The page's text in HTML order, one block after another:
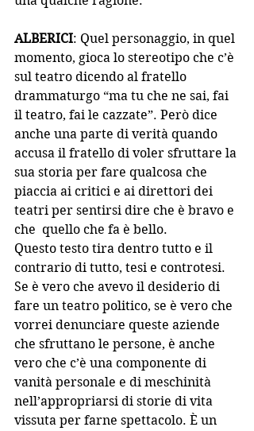
ALBERICI: Quel personaggio, in quel
momento, gioca lo stereotipo che c’è
sul teatro dicendo al fratello
drammaturgo “ma tu che ne sai, fai
il teatro, fai le cazzate”. Però dice
anche una parte di verità quando
accusa il fratello di voler sfruttare la
sua storia per fare qualcosa che
piaccia ai critici e ai direttori dei
teatri per sentirsi dire che è bravo e
che  quello che fa è bello.
Questo testo tira dentro tutto e il
contrario di tutto, tesi e controtesi.
Se è vero che avevo il desiderio di
fare un teatro politico, se è vero che
vorrei denunciare queste aziende
che sfruttano le persone, è anche
vero che c’è una componente di
vanità personale e di meschinità
nell’appropriarsi di storie di vita
vissuta per farne spettacolo. È un